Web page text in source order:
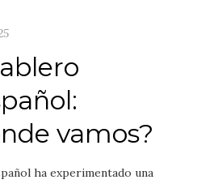
vamos?
ha experimentado una